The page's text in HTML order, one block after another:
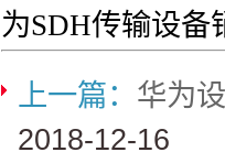
为SDH传输设备
上一篇： 华为
2018-12-16